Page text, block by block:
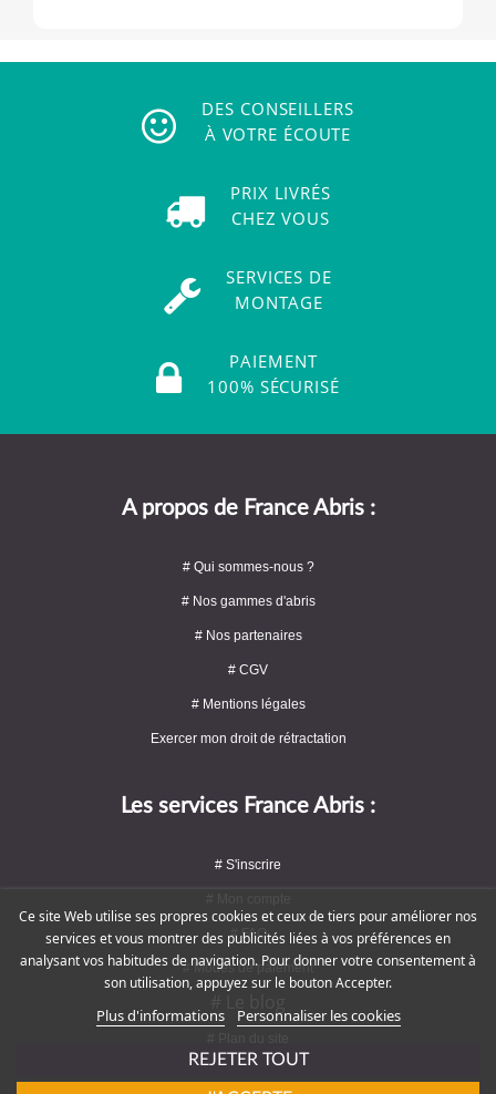
DES CONSEILLERS
À VOTRE ÉCOUTE
PRIX LIVRÉS
CHEZ VOUS
SERVICES DE
MONTAGE
PAIEMENT
100% SÉCURISÉ
A propos de France Abris :
# Qui sommes-nous ?
# Nos gammes d'abris
# Nos partenaires
# CGV
# Mentions légales
Exercer mon droit de rétractation
Les services France Abris :
# S'inscrire
# FAQ
# Modes de paiement
Ce site Web utilise ses propres cookies et ceux de tiers pour améliorer nos
services et vous montrer des publicités liées à vos préférences en
analysant vos habitudes de navigation. Pour donner votre consentement à
son utilisation, appuyez sur le bouton Accepter.
Plus d'informations Personnaliser les cookies
REJETER TOUT